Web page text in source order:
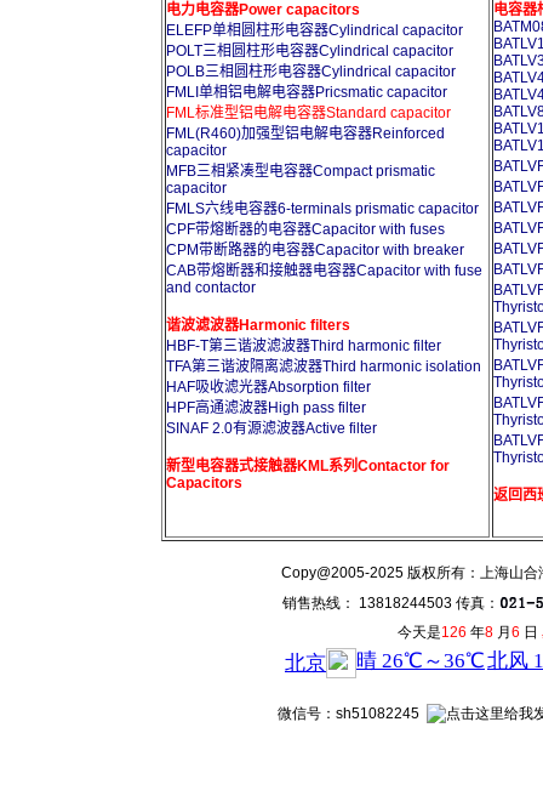
电力电容器Power capacitors
ELEFP单相圆柱形电容器Cylindrical capacitor
POLT三相圆柱形电容器Cylindrical capacitor
POLB三相圆柱形电容器Cylindrical capacitor
FMLI单相铝电解电容器Pricsmatic capacitor
FML标准型铝电解电容器Standard capacitor
FML(R460)加强型铝电解电容器Reinforced
capacitor
MFB三相紧凑型电容器Compact prismatic
capacitor
FMLS六线电容器6-terminals prismatic capacitor
CPF带熔断器的电容器Capacitor with fuses
CPM带断路器的电容器Capacitor with breaker
CAB带熔断器和接触器电容器Capacitor with fuse
and contactor
谐波滤波器Harmonic filters
HBF-T第三谐波滤波器Third harmonic filter
TFA第三谐波隔离滤波器Third harmonic isolation
HAF吸收滤光器Absorption filter
HPF高通滤波器High pass filter
SINAF 2.0有源滤波器Active filter
新型电容器式接触器KML系列Contactor for
Capacitors
电容
返回西